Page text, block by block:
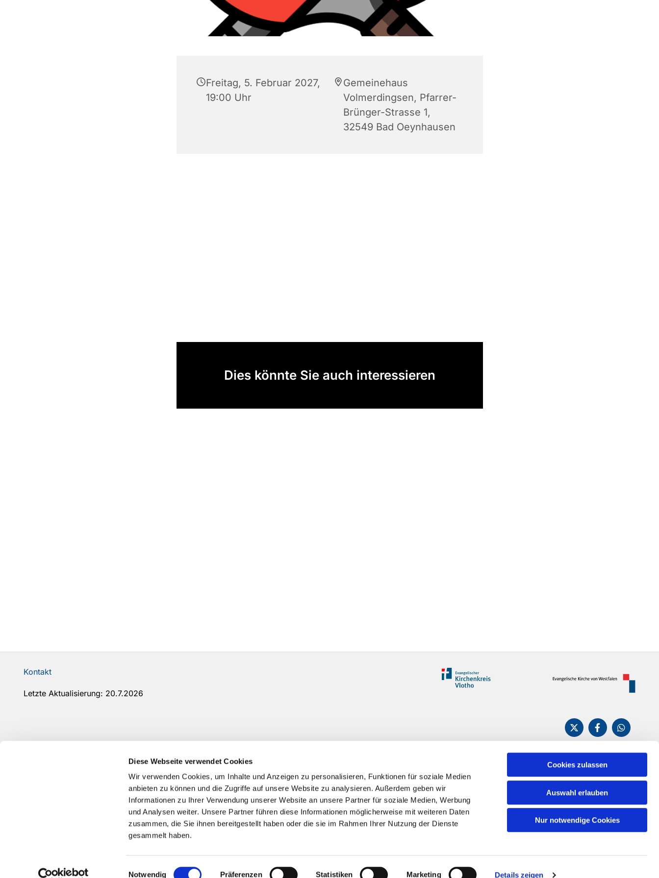
Diese Webseite verwendet Cookies
Wir verwenden Cookies, um Inhalte und Anzeigen zu personalisieren, Funktionen für soziale Medien
anbieten zu können und die Zugriffe auf unsere Website zu analysieren. Außerdem geben wir
Informationen zu Ihrer Verwendung unserer Website an unsere Partner für soziale Medien, Werbung
und Analysen weiter. Unsere Partner führen diese Informationen möglicherweise mit weiteren Daten
zusammen, die Sie ihnen bereitgestellt haben oder die sie im Rahmen Ihrer Nutzung der Dienste
gesammelt haben.
Einwilligungsauswahl
Notwendig Präferenzen Statistiken Marketing Details zeigen
Cookies zulassen
Auswahl erlauben
Nur notwendige Cookies
Freitag, 5. Februar 2027,
19:00 Uhr
Gemeinehaus
Volmerdingsen, Pfarrer-
Brünger-Strasse 1,
32549 Bad Oeynhausen
Dies könnte Sie auch interessieren
Kontakt
Letzte Aktualisierung: 20.7.2026
Impressum Datenschutzerklärung ChurchDesk-Login